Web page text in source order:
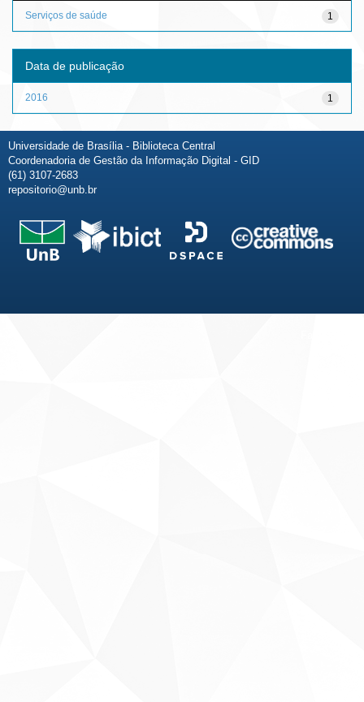
1
Serviços de saúde
Data de publicação
1
2016
Universidade de Brasília - Biblioteca Central
Coordenadoria de Gestão da Informação Digital - GID
(61) 3107-2683
repositorio@unb.br